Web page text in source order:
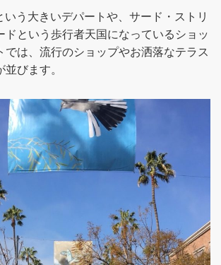
いう大きいデパートや、サード・ストリ
ドという歩行者天国になっているショッ
では、流行のショップやお洒落なテラス
びます。